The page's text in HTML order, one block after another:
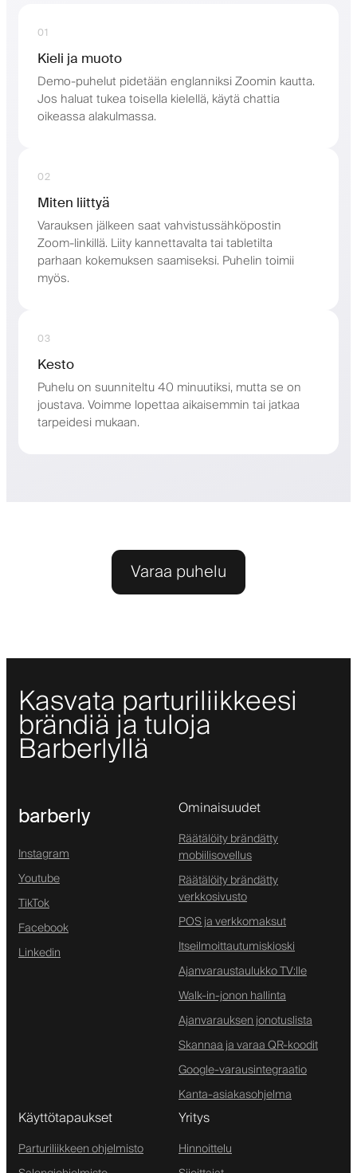
01
Kieli ja muoto
Demo-puhelut pidetään englanniksi Zoomin kautta.
Jos haluat tukea toisella kielellä, käytä chattia
oikeassa alakulmassa.
02
Miten liittyä
Varauksen jälkeen saat vahvistussähköpostin
Zoom-linkillä. Liity kannettavalta tai tabletilta
parhaan kokemuksen saamiseksi. Puhelin toimii
myös.
03
Kesto
Puhelu on suunniteltu 40 minuutiksi, mutta se on
joustava. Voimme lopettaa aikaisemmin tai jatkaa
tarpeidesi mukaan.
Varaa puhelu
Kasvata parturiliikkeesi
brändiä ja tuloja
Barberlyllä
barberly
Instagram
Youtube
TikTok
Facebook
Linkedin
Ominaisuudet
Räätälöity brändätty
mobiilisovellus
Räätälöity brändätty
verkkosivusto
POS ja verkkomaksut
Itseilmoittautumiskioski
Ajanvaraustaulukko TV:lle
Walk-in-jonon hallinta
Ajanvarauksen jonotuslista
Skannaa ja varaa QR-koodit
Google-varausintegraatio
Kanta-asiakasohjelma
Käyttötapaukset
Parturiliikkeen ohjelmisto
Yritys
Hinnoittelu